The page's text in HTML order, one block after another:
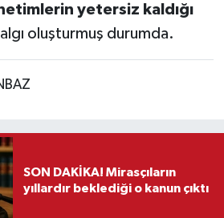
yetersiz kaldığı
oluşturmuş durumda.
SON DAKİKA! Mirasçıların
yıllardır beklediği o kanun çıktı